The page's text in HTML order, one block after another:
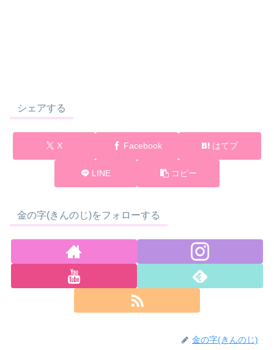
シェアする
X Facebook はてブ
LINE コピー
金の字(きんのじ)をフォローする
金の字(きんのじ)